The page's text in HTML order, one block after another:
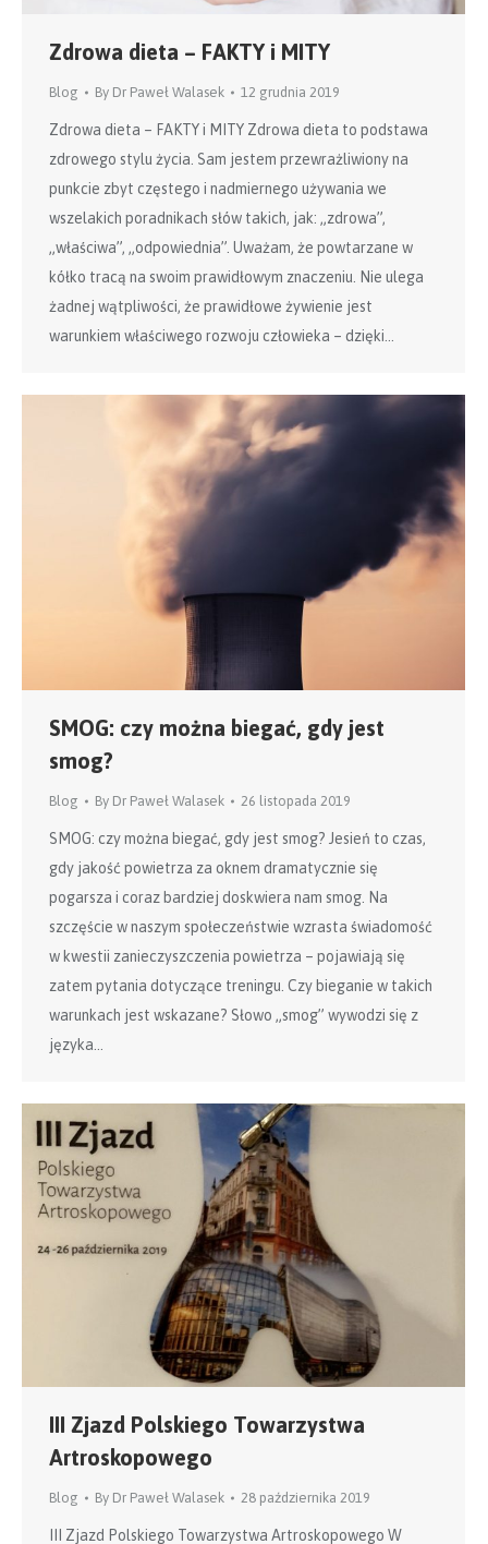
Zdrowa dieta – FAKTY i MITY
Blog By Dr Paweł Walasek 12 grudnia 2019
Zdrowa dieta – FAKTY i MITY Zdrowa dieta to podstawa
zdrowego stylu życia. Sam jestem przewrażliwiony na
punkcie zbyt częstego i nadmiernego używania we
wszelakich poradnikach słów takich, jak: „zdrowa”,
„właściwa”, „odpowiednia”. Uważam, że powtarzane w
kółko tracą na swoim prawidłowym znaczeniu. Nie ulega
żadnej wątpliwości, że prawidłowe żywienie jest
warunkiem właściwego rozwoju człowieka – dzięki…
SMOG: czy można biegać, gdy jest
smog?
Blog By Dr Paweł Walasek 26 listopada 2019
SMOG: czy można biegać, gdy jest smog? Jesień to czas,
gdy jakość powietrza za oknem dramatycznie się
pogarsza i coraz bardziej doskwiera nam smog. Na
szczęście w naszym społeczeństwie wzrasta świadomość
w kwestii zanieczyszczenia powietrza – pojawiają się
zatem pytania dotyczące treningu. Czy bieganie w takich
warunkach jest wskazane? Słowo „smog” wywodzi się z
języka…
III Zjazd Polskiego Towarzystwa
Artroskopowego
Blog By Dr Paweł Walasek 28 października 2019
III Zjazd Polskiego Towarzystwa Artroskopowego W